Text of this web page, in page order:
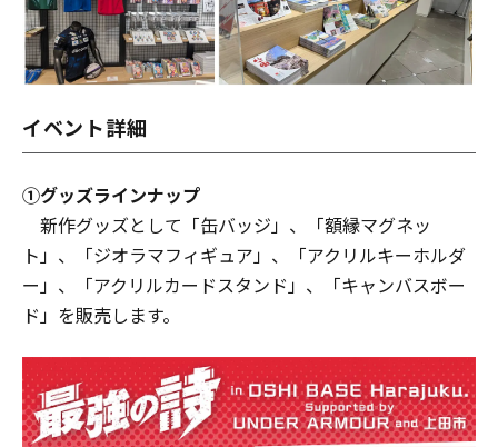
イベント詳細
①グッズラインナップ
新作グッズとして「缶バッジ」、「額縁マグネッ
ト」、「ジオラマフィギュア」、「アクリルキーホルダ
ー」、「アクリルカードスタンド」、「キャンバスボー
ド」を販売します。